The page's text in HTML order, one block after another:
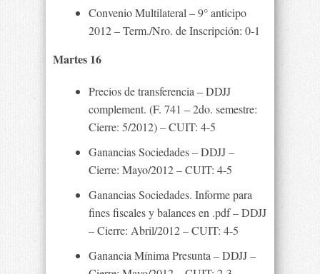
Convenio Multilateral – 9° anticipo
2012 – Term./Nro. de Inscripción: 0-1
Martes 16
Precios de transferencia – DDJJ
complement. (F. 741 – 2do. semestre:
Cierre: 5/2012) – CUIT: 4-5
Ganancias Sociedades – DDJJ –
Cierre: Mayo/2012 – CUIT: 4-5
Ganancias Sociedades. Informe para
fines fiscales y balances en .pdf – DDJJ
– Cierre: Abril/2012 – CUIT: 4-5
Ganancia Mínima Presunta – DDJJ –